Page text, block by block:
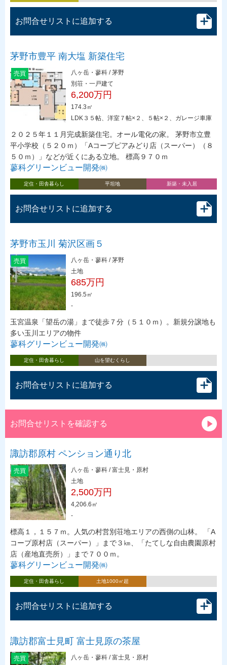
お問合せリストに追加する
茅野市豊平 南大塩 新築住宅
売買
八ヶ岳・蓼科 / 茅野
別荘・一戸建て
6,200万円
174.3㎡
LDK３５帖、洋室７帖×２、５帖×２、ガレージ車庫
２０２５年１１月完成新築住宅。オール電化の家。 茅野市立豊
平小学校（５２０ｍ）「Aコープピアみどり店（スーパー）（８
５０ｍ）」などが近くにある立地。 標高９７０ｍ
蓼科グリーンビュー開発㈱
定住・田舎暮らし 平坦地 新築・未入居
お問合せリストに追加する
茅野市玉川 菊沢区画５
売買
八ヶ岳・蓼科 / 茅野
土地
685万円
196.5㎡
-
玉宮温泉「望岳の湯」まで徒歩７分（５１０ｍ）。新規分譲地も
多い玉川エリアの物件
蓼科グリーンビュー開発㈱
定住・田舎暮らし 山を望むくらし
お問合せリストに追加する
お問合せリストを確認する
諏訪郡原村 ペンション通り北
売買
八ヶ岳・蓼科 / 富士見・原村
土地
2,500万円
4,206.6㎡
-
標高１，１５７ｍ。人気の村営別荘地エリアの西側の山林。 「A
コープ原村店（スーパー）」まで３㎞、「たてしな自由農園原村
店（産地直売所）」まで７００ｍ。
蓼科グリーンビュー開発㈱
定住・田舎暮らし 土地1000㎡超
お問合せリストに追加する
諏訪郡富士見町 富士見原の茶屋
売買 八ヶ岳・蓼科 / 富士見・原村